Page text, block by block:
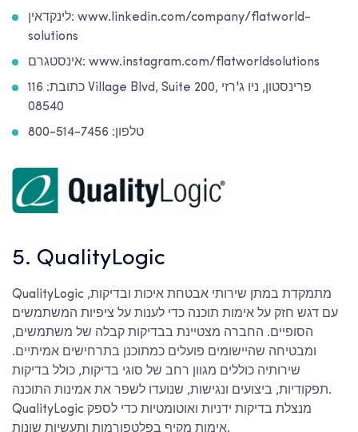
לינקדאין: www.linkedin.com/company/flatworld-
solutions
אינסטגרם: www.instagram.com/flatworldsolutions
כתובת: 116 Village Blvd, Suite 200, פרינסטון, ניו ג'רזי
08540
טלפון: 800-514-7456
5. QualityLogic
QualityLogic מתמקדת במתן שירותי אבטחת איכות ובדיקות,
עם דגש חזק על אימות תוכנה כדי לענות על ציפיות המשתמשים
הסופיים. החברה מצטיינת בבדיקות קבלה של משתמשים,
ומבטיחה שהיישומים פועלים כמתוכנן בתרחישים אמיתיים.
שירותיה כוללים מגוון רחב של סוגי בדיקות, כולל בדיקות
תפקודיות, ביצועים ונגישות, שנועדו לשפר את אמינות התוכנה.
QualityLogic מנצלת בדיקות ידניות ואוטומטיות כדי לספק
אימות מקיף בפלטפורמות ותעשיות שונות.